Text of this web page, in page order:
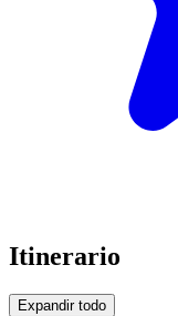
Itinerario
Expandir todo